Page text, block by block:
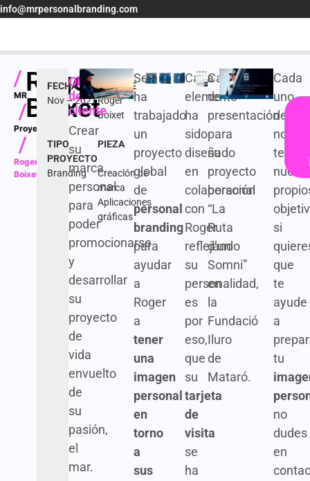
info@mrpersonalbranding.com
|
MR
|
Proyectos
|
Roger
Boixet
Roger
Boixet
FECHA
CLIENTE
Nov – 2021Roger
Boixet
TIPO
PROYECTO
PIEZA
Branding
Creación de
marca
Aplicaciones
gráficas
Objetivo
del
cliente
Crear
su
marca
personal
para
poder
promocionarse
y
desarrollar
su
proyecto
de
vida
envuelto
de
su
pasión,
el
mar.
Se
ha
trabajado
un
proyecto
global
de
personal
branding
para
ayudar
a
Roger
a
tener
una
imagen
personal
en
torno
a
sus
Cada
elemento
ha
sido
diseñado
en
colaboración
con
Roger
reflejando
su
personalidad,
es
por
eso,
que
su
tarjeta
de
visita
se
ha
Cartel
de
presentación
para
su
proyecto
personal
“La
Ruta
d’un
Somni”
en
la
Fundació
Iluro
de
Mataró.
Cada
uno
de
si
que
te
ayude
a
tu
no
dudes
en